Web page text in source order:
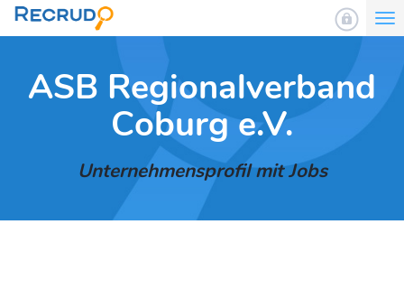
ASB Regionalverband
Coburg e.V.
Unternehmensprofil mit Jobs